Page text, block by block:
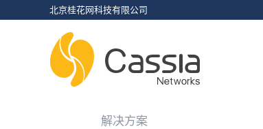
北京桂花网科技有限公司
解决方案
解决方案